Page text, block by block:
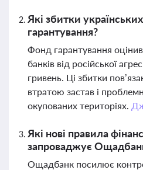
Які збитки
гарантування?
Фонд гарантування
банків від російської
гривень. Ці збитки
втратою застав і
окупованих територіях.
Які нові правила
запроваджує
Ощадбанк посилює